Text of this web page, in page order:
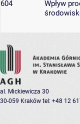
604
Wpływ
al. Mickiewicza 30
30-059 Kraków tel: +48 12